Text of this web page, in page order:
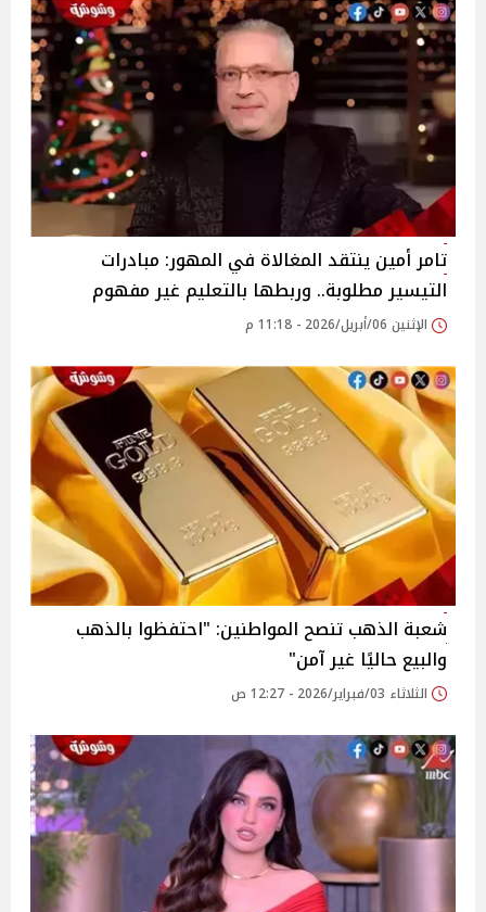
تامر أمين ينتقد المغالاة في المهور: مبادرات
التيسير مطلوبة.. وربطها بالتعليم غير مفهوم
الإثنين 06/أبريل/2026 - 11:18 م
شعبة الذهب تنصح المواطنين: "احتفظوا بالذهب
والبيع حاليًا غير آمن"
الثلاثاء 03/فبراير/2026 - 12:27 ص